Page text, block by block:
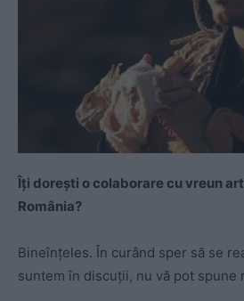
Îţi doreşti o colaborare cu vreun
România?
Bineînțeles. În curând sper să se
suntem în discuții, nu vă pot spune